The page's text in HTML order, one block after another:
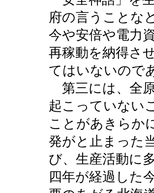
府の言うことな
今や安倍や電力
再稼動を納得さ
てはいないので
第三には、全
起こっていない
ことがあきらか
発がと止まった
び、生産活動に
四年が経過した